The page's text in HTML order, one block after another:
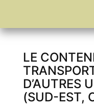
LE
D’AUTRES
(SUD-EST,